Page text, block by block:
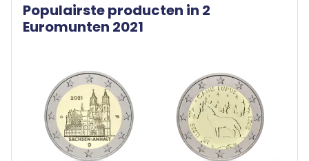
Populairste producten in 2
Euromunten 2021